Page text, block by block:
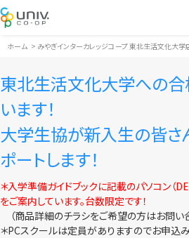
ホーム > みやぎインターカレッジコープ 東北生活文化大学
東北生活文化大学への合
います！
大学生協が新入生の皆さ
ポートします！
＊入学準備ガイドブックに記載のパソコン（
をご案内しています。台数限定です！
（商品詳細のチラシをご希望の方はお問い合
＊PCスクールは定員がありますのでお申込